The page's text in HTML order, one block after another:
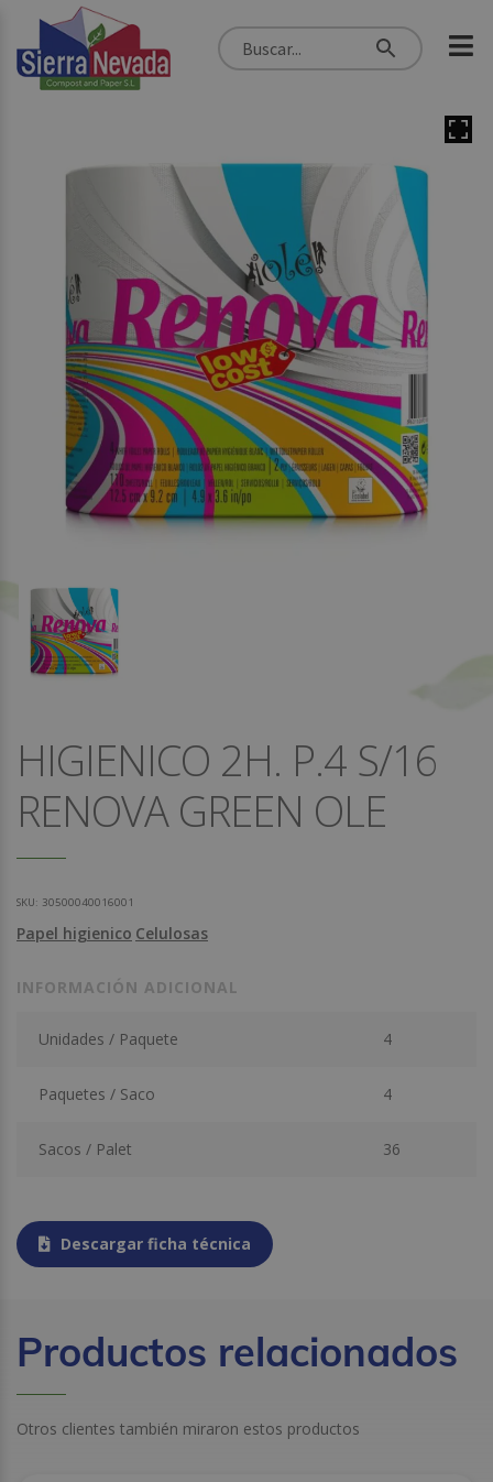
HIGIENICO 2H. P.4 S/16
RENOVA GREEN OLE
SKU: 30500040016001
Papel higienico Celulosas
INFORMACIÓN ADICIONAL
Unidades / Paquete 4
Paquetes / Saco 4
Sacos / Palet 36
Descargar ficha técnica
Productos relacionados
Otros clientes también miraron estos productos